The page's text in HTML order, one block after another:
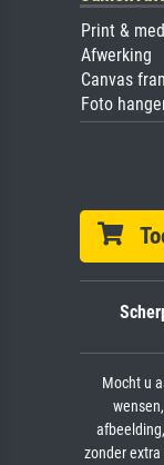
Print &
Afwerking
Canvas
Foto
Mocht u
zonder